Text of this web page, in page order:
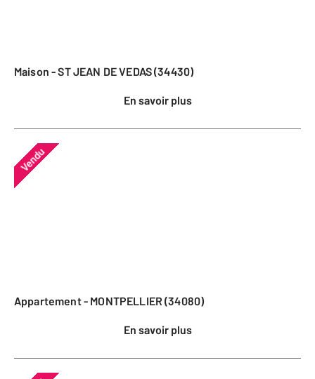
Maison - ST JEAN DE VEDAS (34430)
En savoir plus
Vendu
Appartement - MONTPELLIER (34080)
En savoir plus